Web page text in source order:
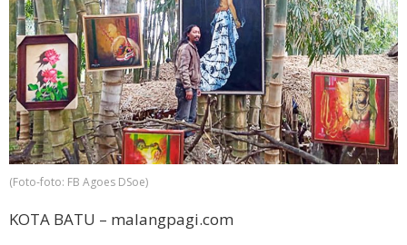
(Foto-foto: FB Agoes DSoe)
KOTA BATU – malangpagi.com